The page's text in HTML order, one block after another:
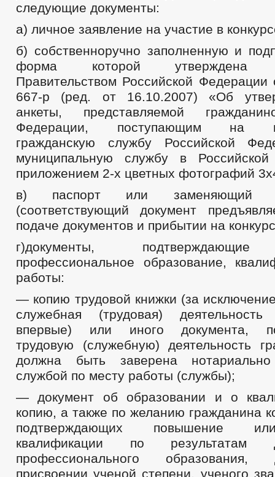
следующие документы:
а) личное заявление на участие в
б) собственноручно заполненную и
форма которой утверждена
Правительством Российской
667-р (ред. от 16.10.2007) «Об
анкеты, представляемой
Федерации, поступающим на
гражданскую службу Российской
муниципальную службу в
приложением 2-х цветных фотографий
в) паспорт или заменяющий
(соответствующий документ
подаче документов и прибытии на
г)документы, подтверждающие
профессиональное образование,
работы:
— копию трудовой книжки (за
служебная (трудовая) деятельность
впервые) или иного документа,
трудовую (служебную) деятельность
должна быть заверена
службой по месту работы (службы);
— документ об образовании и о
копию, а также по желанию гражданина
подтверждающих повышение
квалификации по результатам
профессионального
присвоении ученой степени, ученого